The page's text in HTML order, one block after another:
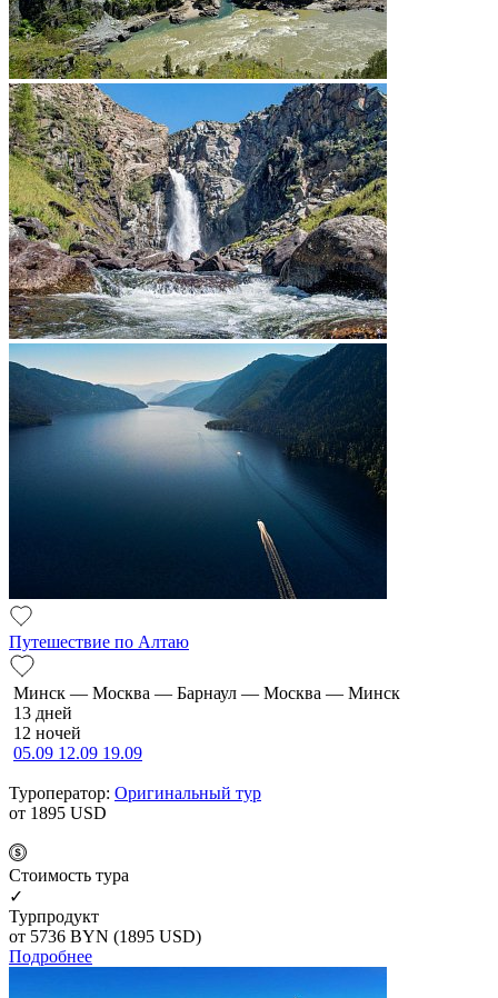
Путешествие по Алтаю
Минск — Москва — Барнаул — Москва — Минск
13 дней
12 ночей
05.09 12.09 19.09
Туроператор: Оригинальный тур
от 1895 USD
Cтоимость тура
✓
Турпродукт
от 5736 BYN (1895 USD)
Подробнее